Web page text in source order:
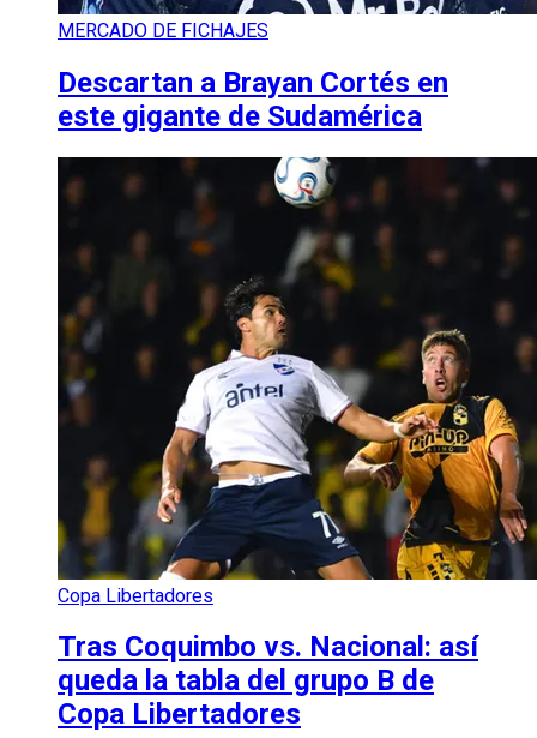
MERCADO DE FICHAJES
Descartan a Brayan Cortés en
este gigante de Sudamérica
Copa Libertadores
Tras Coquimbo vs. Nacional: así
queda la tabla del grupo B de
Copa Libertadores